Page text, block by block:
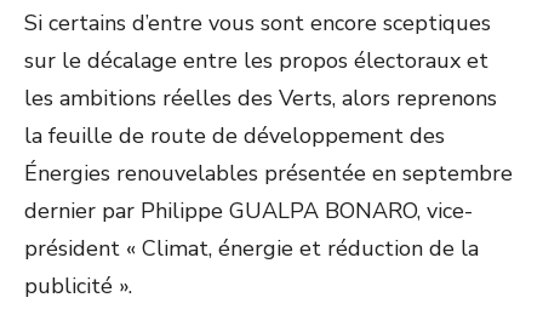
Si certains d’entre vous sont encore sceptiques
sur le décalage entre les propos électoraux et
les ambitions réelles des Verts, alors reprenons
la feuille de route de développement des
Énergies renouvelables présentée en septembre
dernier par Philippe GUALPA BONARO, vice-
président « Climat, énergie et réduction de la
publicité ».